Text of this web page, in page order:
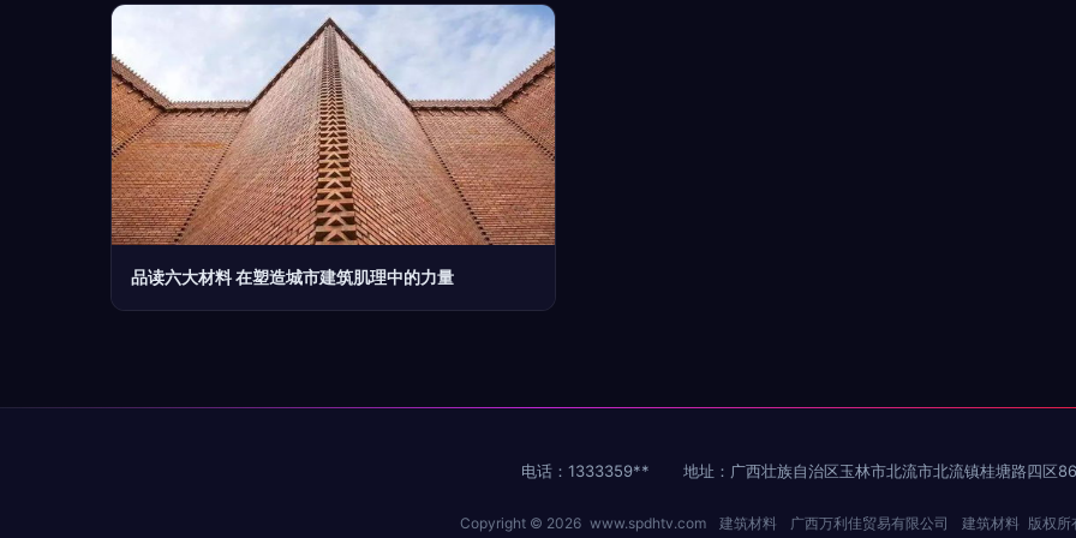
品读六大材料 在塑造城市建筑肌理中的力量
电话：1333359** 地址：广西壮族自治区玉林市北流市北流镇桂塘路四区
Copyright © 2026 www.spdhtv.com 建筑材料 广西万利佳贸易有限公司 建筑材料 版权所